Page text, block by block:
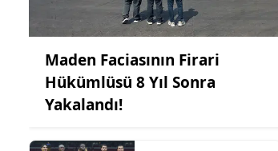
Maden Faciasının Firari
Hükümlüsü 8 Yıl Sonra
Yakalandı!